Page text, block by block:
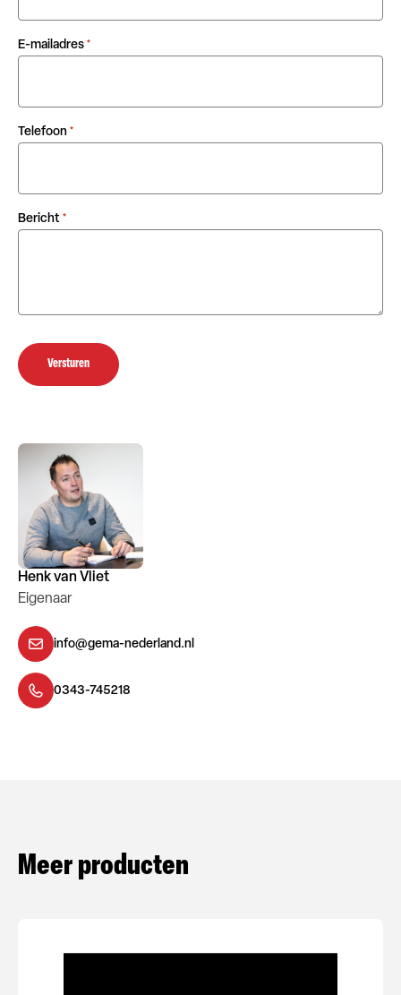
Henk van Vliet
Eigenaar
info@gema-nederland.nl
0343-745218
E-mailadres *
Telefoon *
Bericht *
Versturen
Meer producten